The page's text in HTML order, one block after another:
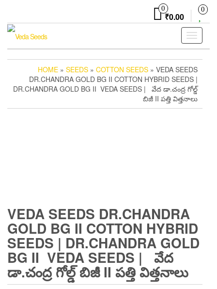
the
content
0
₹0.00
0
Toggle
HOME » SEEDS » COTTON SEEDS » VEDA SEEDS
DR.CHANDRA GOLD BG II COTTON HYBRID SEEDS |
DR.CHANDRA GOLD BG II VEDA SEEDS | వేద డా.చంద్ర గోల్డ్
బిజీ II పత్తి విత్తనాలు
VEDA SEEDS DR.CHANDRA
GOLD BG II COTTON HYBRID
SEEDS | DR.CHANDRA GOLD
BG II VEDA SEEDS | వేద
డా.చంద్ర గోల్డ్ బిజీ II పత్తి విత్తనాలు